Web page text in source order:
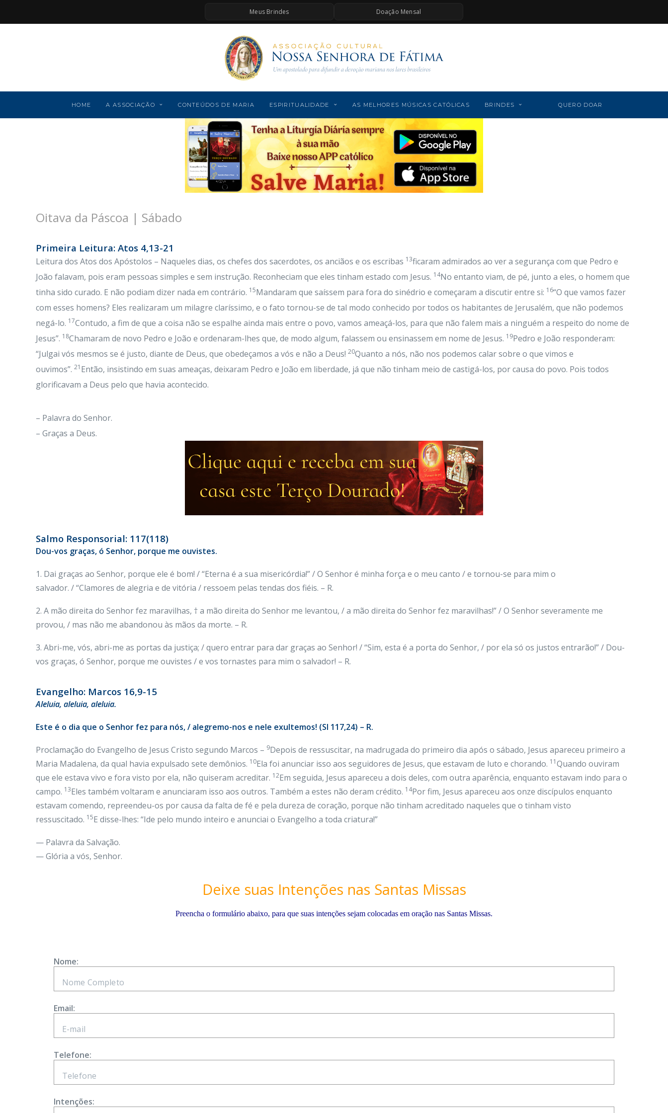
Meus Brindes Doação Mensal
HOME A ASSOCIAÇÃO CONTEÚDOS DE MARIA ESPIRITUALIDADE AS MELHORES MÚSICAS CATÓLICAS BRINDES QUERO DOAR
Oitava da Páscoa | Sábado
Primeira Leitura: Atos 4,13-21
Leitura dos Atos dos Apóstolos – Naqueles dias, os chefes dos sacerdotes, os anciãos e os escribas 13ficaram admirados ao ver a segurança com que Pedro e
João falavam, pois eram pessoas simples e sem instrução. Reconheciam que eles tinham estado com Jesus. 14No entanto viam, de pé, junto a eles, o homem que
tinha sido curado. E não podiam dizer nada em contrário. 15Mandaram que saíssem para fora do sinédrio e começaram a discutir entre si: 16“O que vamos fazer
com esses homens? Eles realizaram um milagre claríssimo, e o fato tornou-se de tal modo conhecido por todos os habitantes de Jerusalém, que não podemos
negá-lo. 17Contudo, a fim de que a coisa não se espalhe ainda mais entre o povo, vamos ameaçá-los, para que não falem mais a ninguém a respeito do nome de
Jesus”. 18Chamaram de novo Pedro e João e ordenaram-lhes que, de modo algum, falassem ou ensinassem em nome de Jesus. 19Pedro e João responderam:
“Julgai vós mesmos se é justo, diante de Deus, que obedeçamos a vós e não a Deus! 20Quanto a nós, não nos podemos calar sobre o que vimos e
ouvimos”. 21 Então, insistindo em suas ameaças, deixaram Pedro e João em liberdade, já que não tinham meio de castigá-los, por causa do povo. Pois todos
glorificavam a Deus pelo que havia acontecido.
– Palavra do Senhor.
– Graças a Deus.
Salmo Responsorial: 117(118)
Dou-vos graças, ó Senhor, porque me ouvistes.
1. Dai graças ao Senhor, porque ele é bom! / “Eterna é a sua misericórdia!” / O Senhor é minha força e o meu canto / e tornou-se para mim o
salvador. / “Clamores de alegria e de vitória / ressoem pelas tendas dos fiéis. – R.
2. A mão direita do Senhor fez maravilhas, † a mão direita do Senhor me levantou, / a mão direita do Senhor fez maravilhas!” / O Senhor severamente me
provou, / mas não me abandonou às mãos da morte. – R.
3. Abri-me, vós, abri-me as portas da justiça; / quero entrar para dar graças ao Senhor! / “Sim, esta é a porta do Senhor, / por ela só os justos entrarão!” / Dou-
vos graças, ó Senhor, porque me ouvistes / e vos tornastes para mim o salvador! – R.
Evangelho: Marcos 16,9-15
Aleluia, aleluia, aleluia.
Este é o dia que o Senhor fez para nós, / alegremo-nos e nele exultemos! (Sl 117,24) – R.
Proclamação do Evangelho de Jesus Cristo segundo Marcos – 9Depois de ressuscitar, na madrugada do primeiro dia após o sábado, Jesus apareceu primeiro a
Maria Madalena, da qual havia expulsado sete demônios. 10Ela foi anunciar isso aos seguidores de Jesus, que estavam de luto e chorando. 11Quando ouviram
que ele estava vivo e fora visto por ela, não quiseram acreditar. 12Em seguida, Jesus apareceu a dois deles, com outra aparência, enquanto estavam indo para o
campo. 13Eles também voltaram e anunciaram isso aos outros. Também a estes não deram crédito. 14Por fim, Jesus apareceu aos onze discípulos enquanto
estavam comendo, repreendeu-os por causa da falta de fé e pela dureza de coração, porque não tinham acreditado naqueles que o tinham visto
ressuscitado. 15E disse-lhes: “Ide pelo mundo inteiro e anunciai o Evangelho a toda criatura!”
— Palavra da Salvação.
— Glória a vós, Senhor.
Deixe suas Intenções nas Santas Missas
Preencha o formulário abaixo, para que suas intenções sejam colocadas em oração nas Santas Missas.
Nome:
Email:
Telefone:
Intenções: